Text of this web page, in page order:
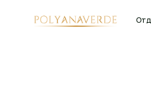
Отдых